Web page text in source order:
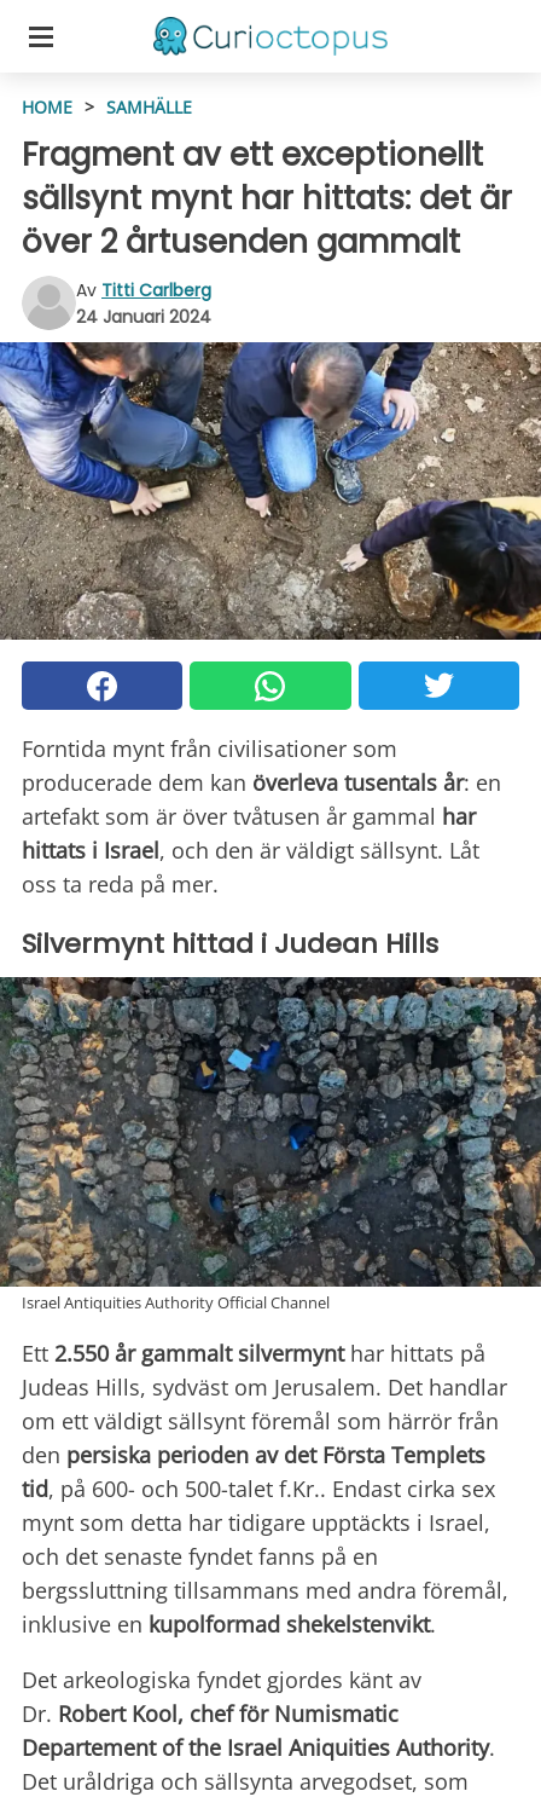
HOME > SAMHÄLLE
Fragment av ett exceptionellt
sällsynt mynt har hittats: det är
över 2 årtusenden gammalt
Av Titti Carlberg
24 Januari 2024
Forntida mynt från civilisationer som
producerade dem kan överleva tusentals år: en
artefakt som är över tvåtusen år gammal har
hittats i Israel, och den är väldigt sällsynt. Låt
oss ta reda på mer.
Silvermynt hittad i Judean Hills
Israel Antiquities Authority Official Channel
Ett 2.550 år gammalt silvermynt har hittats på
Judeas Hills, sydväst om Jerusalem. Det handlar
om ett väldigt sällsynt föremål som härrör från
den persiska perioden av det Första Templets
tid, på 600- och 500-talet f.Kr.. Endast cirka sex
mynt som detta har tidigare upptäckts i Israel,
och det senaste fyndet fanns på en
bergssluttning tillsammans med andra föremål,
inklusive en kupolformad shekelstenvikt.
Det arkeologiska fyndet gjordes känt av
Dr. Robert Kool, chef för Numismatic
Departement of the Israel Aniquities Authority.
Det uråldriga och sällsynta arvegodset, som